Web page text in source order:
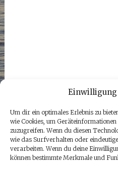
Um dir ein optimales Erlebnis zu
wie Cookies, um
zuzugreifen. Wenn du diesen
wie das Surfverhalten oder
verarbeiten. Wenn du deine
können bestimmte Merkmale und